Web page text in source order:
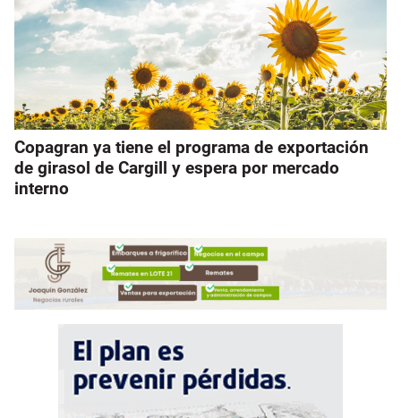
Copagran ya tiene el programa de exportación
de girasol de Cargill y espera por mercado
interno